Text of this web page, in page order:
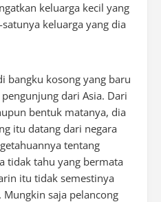
keluarga kecil yang
keluarga yang dia
bangku kosong yang baru
dari Asia. Dari
bentuk matanya, dia
itu datang dari negara
tentang
tidak tahu yang bermata
itu tidak semestinya
Mungkin saja pelancong